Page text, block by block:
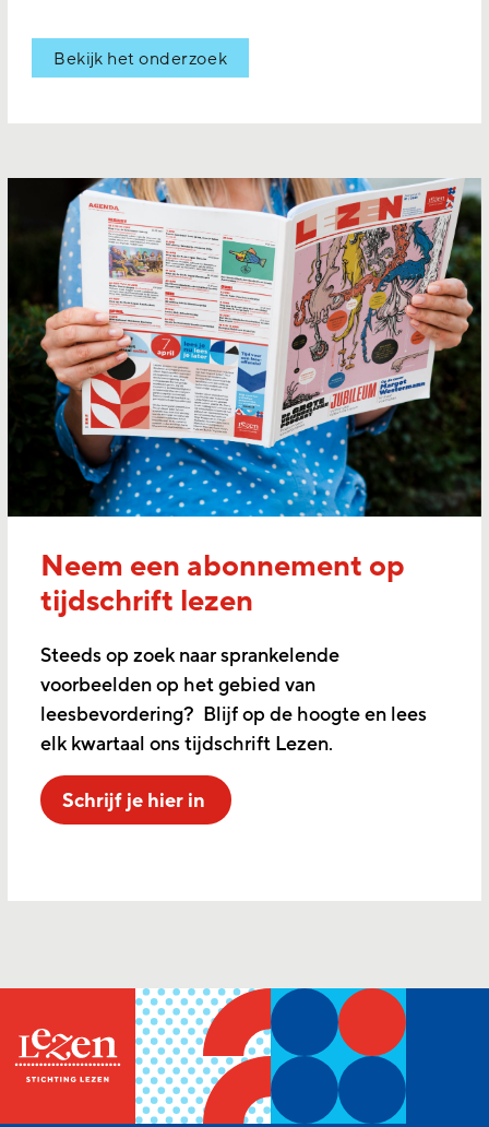
Bekijk het onderzoek
Neem een abonnement op
tijdschrift lezen
Steeds op zoek naar sprankelende
voorbeelden op het gebied van
leesbevordering? Blijf op de hoogte en lees
elk kwartaal ons tijdschrift Lezen.
Schrijf je hier in